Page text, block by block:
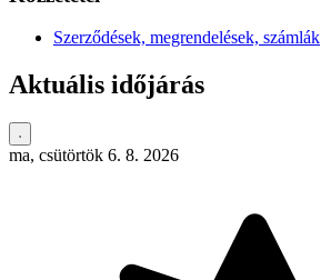
Szerződések, megrendelések, számlák
Aktuális időjárás
ma, csütörtök 6. 8. 2026